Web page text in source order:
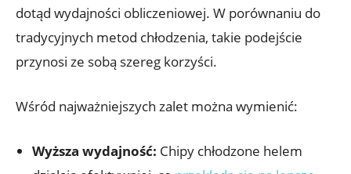
dotąd wydajności obliczeniowej. W porównaniu do
⁤tradycyjnych metod chłodzenia, takie podejście
przynosi ‌ze ​sobą szereg​ korzyści.
Wśród najważniejszych zalet można wymienić:
Wyższa wydajność: Chipy chłodzone​ helem